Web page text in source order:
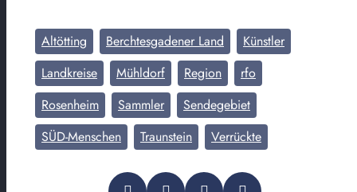
Altötting Berchtesgadener Land
Künstler
Landkreise
Mühldorf Region
rfo
Rosenheim
Sammler
Sendegebiet
SÜD-Menschen
Traunstein Verrückte